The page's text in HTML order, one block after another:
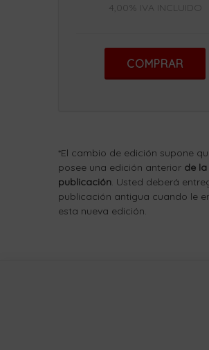
4,00% IVA INCLUIDO
COMPRAR
*El cambio de edición supone
posee una edición anterior de
publicación. Usted deberá
publicación antigua cuando le
esta nueva edición.